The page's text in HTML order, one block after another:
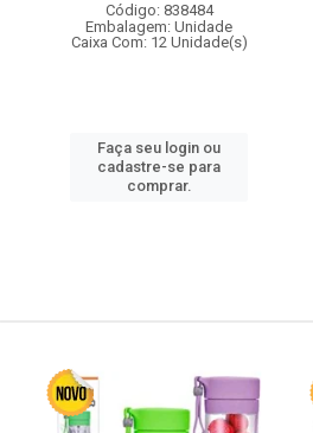
Código: 838484
Embalagem: Unidade
Caixa Com: 12 Unidade(s)
Faça seu login ou
cadastre-se para
comprar.